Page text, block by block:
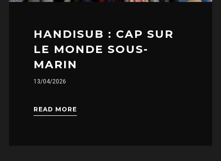
HANDISUB : CAP SUR
LE MONDE SOUS-
MARIN
13/04/2026
READ MORE